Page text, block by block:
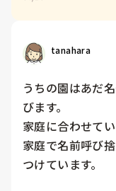
tanahara
うちの園はあだ
びます。
家庭に合わせてい
家庭で名前呼び
つけています。